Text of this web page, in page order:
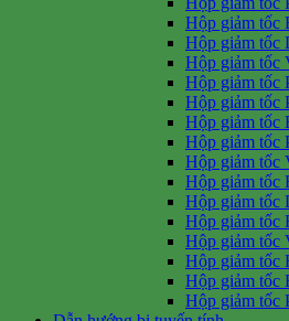
Hộp giảm tốc
Hộp giảm tốc
Hộp giảm tốc
Hộp giảm tốc
Hộp giảm tốc
Hộp giảm tốc
Hộp giảm tốc
Hộp giảm tốc
Hộp giảm tốc
Hộp giảm tốc
Hộp giảm tốc
Hộp giảm tốc
Hộp giảm tốc
Hộp giảm tốc
Hộp giảm tốc